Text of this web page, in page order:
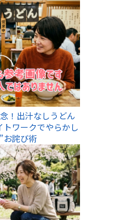
！出汁なしうどん
ワークでやらかし
お詫び術